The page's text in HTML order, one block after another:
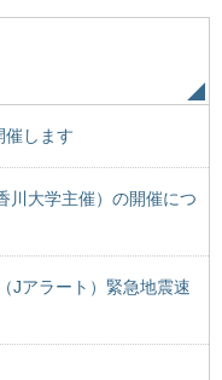
催します
川大学主催）の開催につ
Jアラート）緊急地震速